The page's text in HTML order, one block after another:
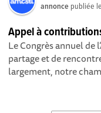
annonce publiée
Appel à
Le Congrès annuel de
partage et de
largement, notre